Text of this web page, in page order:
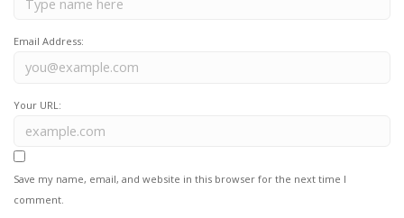
Email Address:
Your URL:
Save my name, email, and website in this browser for the next time I
comment.